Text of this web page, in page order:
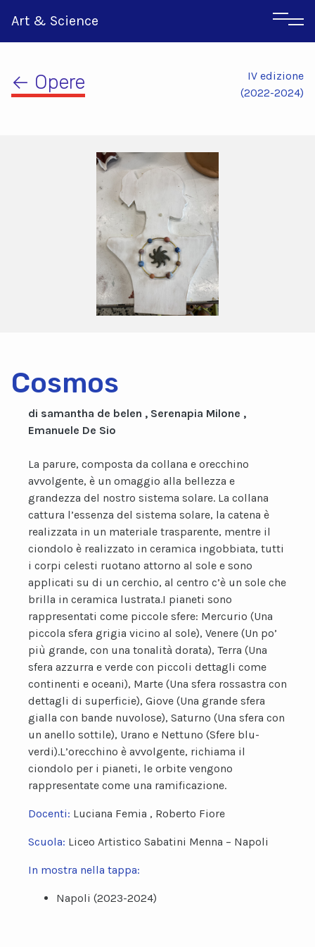
Art & Science
Inglese
Greco
← Opere
IV edizione
(2022-2024)
Cosmos
di samantha de belen , Serenapia Milone ,
Emanuele De Sio
La parure, composta da collana e orecchino
avvolgente, è un omaggio alla bellezza e
grandezza del nostro sistema solare. La collana
cattura l’essenza del sistema solare, la catena è
realizzata in un materiale trasparente, mentre il
ciondolo è realizzato in ceramica ingobbiata, tutti
i corpi celesti ruotano attorno al sole e sono
applicati su di un cerchio, al centro c’è un sole che
brilla in ceramica lustrata.I pianeti sono
rappresentati come piccole sfere: Mercurio (Una
piccola sfera grigia vicino al sole), Venere (Un po’
più grande, con una tonalità dorata), Terra (Una
sfera azzurra e verde con piccoli dettagli come
continenti e oceani), Marte (Una sfera rossastra con
dettagli di superficie), Giove (Una grande sfera
gialla con bande nuvolose), Saturno (Una sfera con
un anello sottile), Urano e Nettuno (Sfere blu-
verdi).L’orecchino è avvolgente, richiama il
ciondolo per i pianeti, le orbite vengono
rappresentate come una ramificazione.
Docenti: Luciana Femia , Roberto Fiore
Scuola: Liceo Artistico Sabatini Menna – Napoli
In mostra nella tappa:
Napoli (2023-2024)